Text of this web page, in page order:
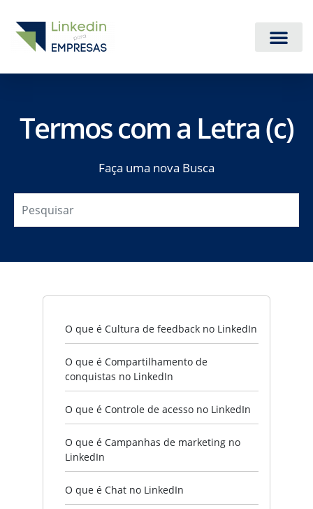
Termos com a Letra (c)
Faça uma nova Busca
O que é Cultura de feedback no LinkedIn
O que é Compartilhamento de
conquistas no LinkedIn
O que é Controle de acesso no LinkedIn
O que é Campanhas de marketing no
LinkedIn
O que é Chat no LinkedIn